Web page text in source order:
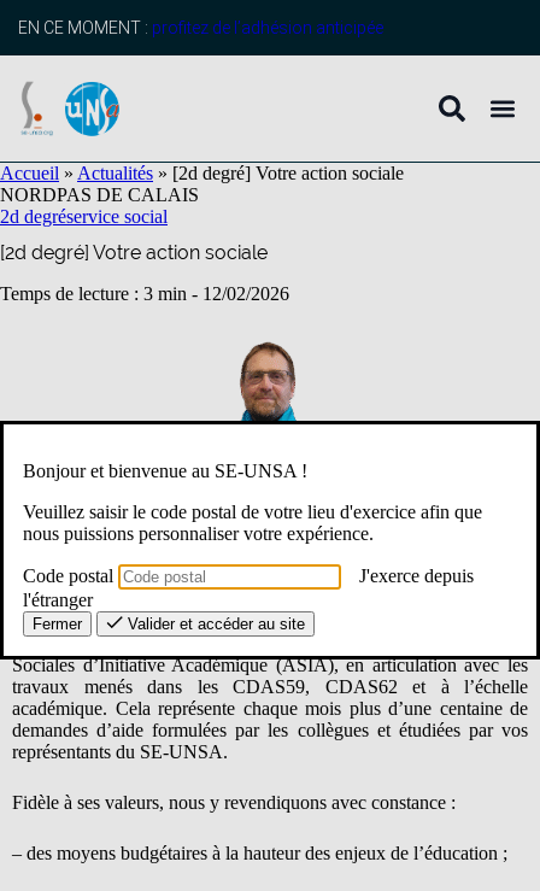
principal
EN CE MOMENT : profitez de l’adhésion anticipée
Accueil » Actualités » [2d degré] Votre action sociale
NORDPAS DE CALAIS
2d degréservice social
[2d degré] Votre action sociale
Temps de lecture : 3 min - 12/02/2026
Présent et actif au sein de la Commission Académique d’Action
Sociale (CAAS), le SE-Unsa y porte une parole politique claire et
exigeante. À ce titre, nous intervenons pour faire évoluer les Aides
Sociales d’Initiative Académique (ASIA), en articulation avec les
travaux menés dans les CDAS59, CDAS62 et à l’échelle
académique. Cela représente chaque mois plus d’une centaine de
demandes d’aide formulées par les collègues et étudiées par vos
représentants du SE-UNSA.
Fidèle à ses valeurs, nous y revendiquons avec constance :
– des moyens budgétaires à la hauteur des enjeux de l’éducation ;
Bonjour et bienvenue au SE-UNSA !
Veuillez saisir le code postal de votre lieu d'exercice afin que
nous puissions personnaliser votre expérience.
Code postal
J'exerce depuis
l'étranger
Fermer Valider et accéder au site